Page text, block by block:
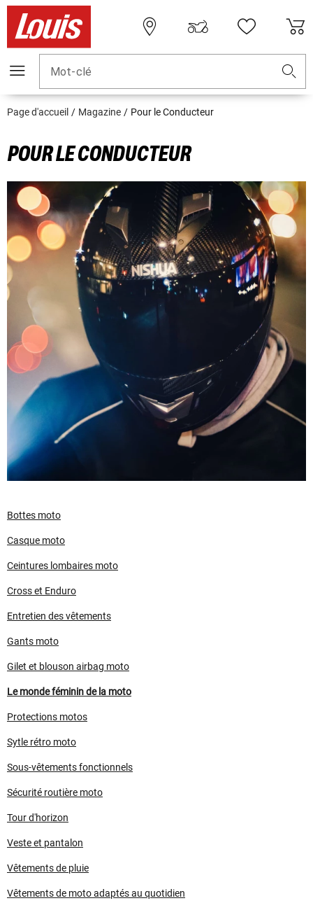
Mot-clé
Page d'accueil Magazine Pour le Conducteur
POUR LE CONDUCTEUR
Bottes moto
Casque moto
Ceintures lombaires moto
Cross et Enduro
Entretien des vêtements
Gants moto
Gilet et blouson airbag moto
Le monde féminin de la moto
Protections motos
Sytle rétro moto
Sous-vêtements fonctionnels
Sécurité routière moto
Tour d'horizon
Veste et pantalon
Vêtements de pluie
Vêtements de moto adaptés au quotidien